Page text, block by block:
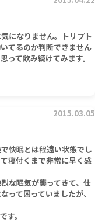
になりません。トリプト
てるのか判断できません
って飲み続けてみます。
2015.03.05
快眠とは程遠い状態でし
寝付くまで非常に早く感
な眠気が襲ってきて、仕
って困っていましたが、
す。